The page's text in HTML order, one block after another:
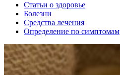
Статьи о здоровье
Болезни
Средства лечения
Определение по симптомам